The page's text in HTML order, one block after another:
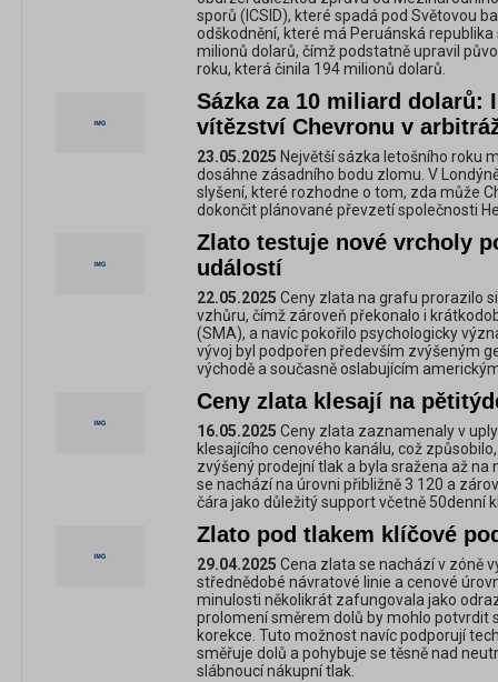
sporů (ICSID), které spadá pod Světovou
odškodnění, které má Peruánská
milionů dolarů, čímž podstatně upravil
roku, která činila 194 milionů dolarů.
Sázka za 10 miliard dolarů:
vítězství Chevronu v
23.05.2025 Největší sázka letošního roku
dosáhne zásadního bodu zlomu. V
slyšení, které rozhodne o tom, zda může
dokončit plánované převzetí společnosti
Zlato testuje nové vrcholy
událostí
22.05.2025 Ceny zlata na grafu prorazilo
vzhůru, čímž zároveň překonalo i
(SMA), a navíc pokořilo psychologicky
vývoj byl podpořen především zvýšeným
východě a současně oslabujícím
Ceny zlata klesají na
16.05.2025 Ceny zlata zaznamenaly v
klesajícího cenového kanálu, což
zvýšený prodejní tlak a byla sražena až
se nachází na úrovni přibližně 3 120 a
čára jako důležitý support včetně 50denní
Zlato pod tlakem klíčové
29.04.2025 Cena zlata se nachází v zóně
střednědobé návratové linie a cenové
minulosti několikrát zafungovala jako
prolomení směrem dolů by mohlo potvrdit
korekce. Tuto možnost navíc podporují
směřuje dolů a pohybuje se těsně nad
slábnoucí nákupní tlak.